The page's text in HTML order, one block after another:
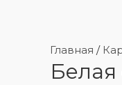
Главная /